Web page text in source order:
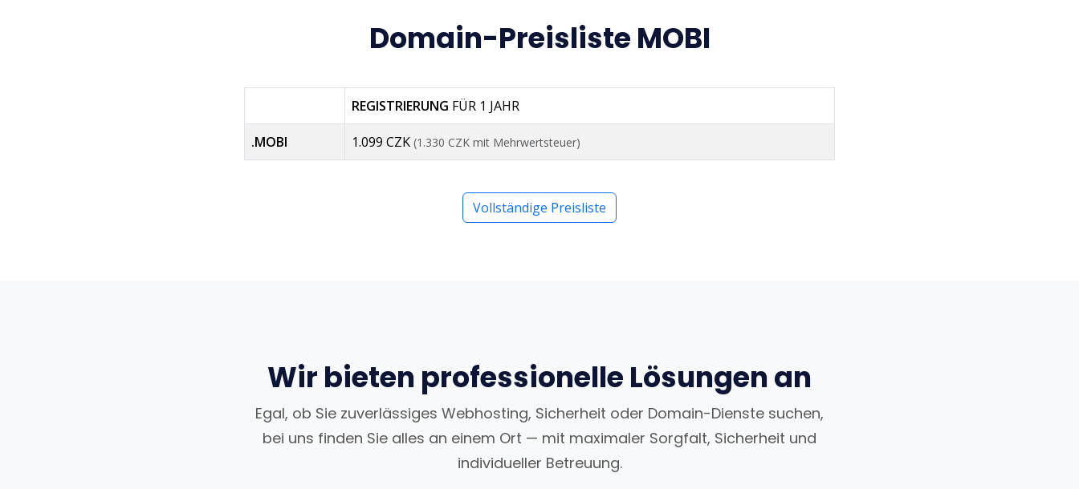
Domain-Preisliste MOBI
REGISTRIERUNG FÜR 1 JAHR
.MOBI 1.099 CZK (1.330 CZK mit Mehrwertsteuer)
Vollständige Preisliste
Wir bieten professionelle Lösungen an
Egal, ob Sie zuverlässiges Webhosting, Sicherheit oder Domain-Dienste suchen,
bei uns finden Sie alles an einem Ort — mit maximaler Sorgfalt, Sicherheit und
individueller Betreuung.